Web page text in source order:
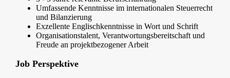
Umfassende Kenntnisse im internationalen Steuerrecht
und Bilanzierung
Exzellente Englischkenntnisse in Wort und Schrift
Organisationstalent, Verantwortungsbereitschaft und
Freude an projektbezogener Arbeit
Job Perspektive